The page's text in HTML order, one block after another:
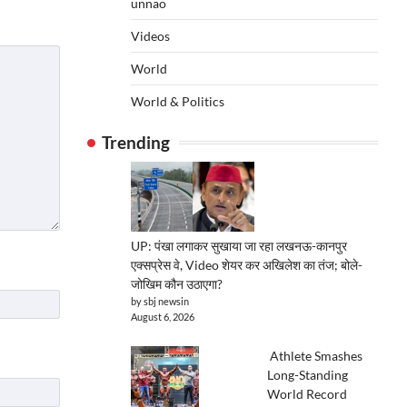
unnao
Videos
World
World & Politics
Trending
UP: पंखा लगाकर सुखाया जा रहा लखनऊ-कानपुर
एक्सप्रेस वे, Video शेयर कर अखिलेश का तंज; बोले-
जोखिम कौन उठाएगा?
by sbj newsin
August 6, 2026
Athlete Smashes
Long-Standing
World Record